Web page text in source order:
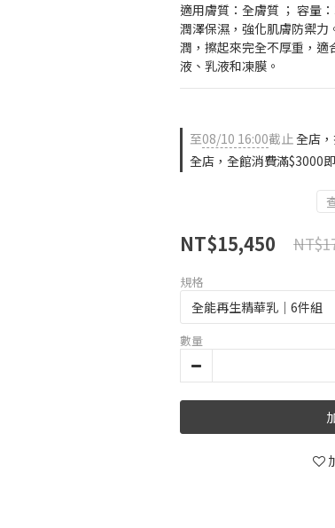
適用膚質：全膚質 ； 容量
潤澤保濕，強化肌膚防禦
潤，擦起來完全不厚重，
液、乳液和凍膜。
至08/10 16:00截止全店
全店，全館消費滿$3000
NT$15,450
規格
數量